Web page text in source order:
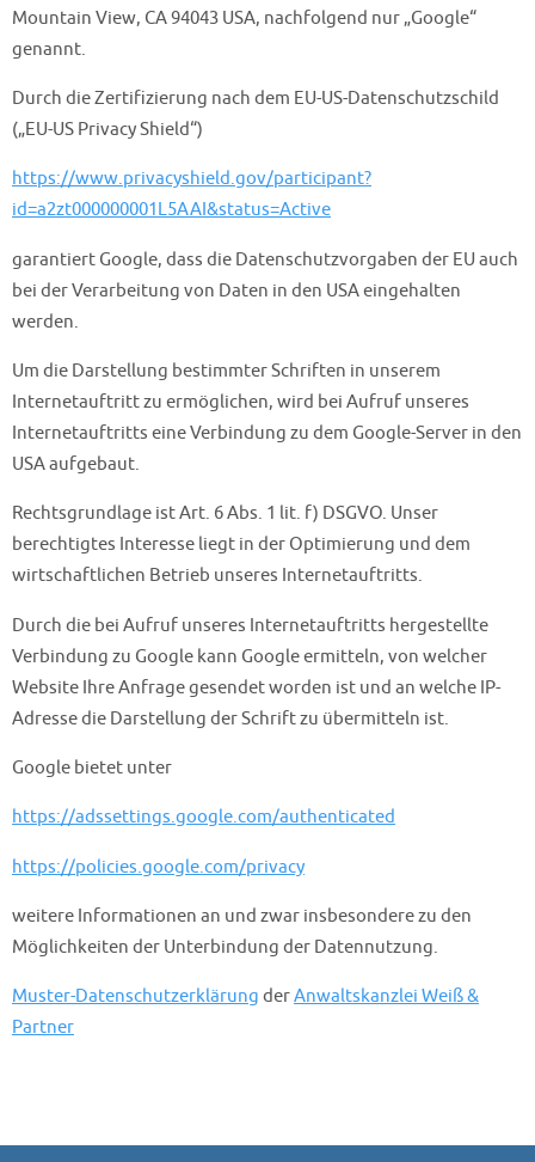
Mountain View, CA 94043 USA, nachfolgend nur „Google“
genannt.
Durch die Zertifizierung nach dem EU-US-Datenschutzschild
(„EU-US Privacy Shield“)
https://www.privacyshield.gov/participant?
id=a2zt000000001L5AAI&status=Active
garantiert Google, dass die Datenschutzvorgaben der EU auch
bei der Verarbeitung von Daten in den USA eingehalten
werden.
Um die Darstellung bestimmter Schriften in unserem
Internetauftritt zu ermöglichen, wird bei Aufruf unseres
Internetauftritts eine Verbindung zu dem Google-Server in den
USA aufgebaut.
Rechtsgrundlage ist Art. 6 Abs. 1 lit. f) DSGVO. Unser
berechtigtes Interesse liegt in der Optimierung und dem
wirtschaftlichen Betrieb unseres Internetauftritts.
Durch die bei Aufruf unseres Internetauftritts hergestellte
Verbindung zu Google kann Google ermitteln, von welcher
Website Ihre Anfrage gesendet worden ist und an welche IP-
Adresse die Darstellung der Schrift zu übermitteln ist.
Google bietet unter
https://adssettings.google.com/authenticated
https://policies.google.com/privacy
weitere Informationen an und zwar insbesondere zu den
Möglichkeiten der Unterbindung der Datennutzung.
Muster-Datenschutzerklärung derAnwaltskanzlei Weiß &
Partner